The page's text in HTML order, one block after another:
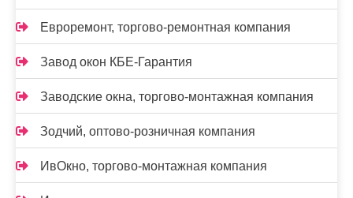
Евроремонт, торгово-ремонтная компания
Завод окон КБЕ-Гарантия
Заводские окна, торгово-монтажная компания
Зодчий, оптово-розничная компания
ИвОкно, торгово-монтажная компания